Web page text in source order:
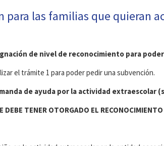
para las familias que quieran
de nivel de reconocimiento para
el trámite 1 para poder pedir una subvención.
de ayuda por la actividad extraescolar
DEBE TENER OTORGADO EL